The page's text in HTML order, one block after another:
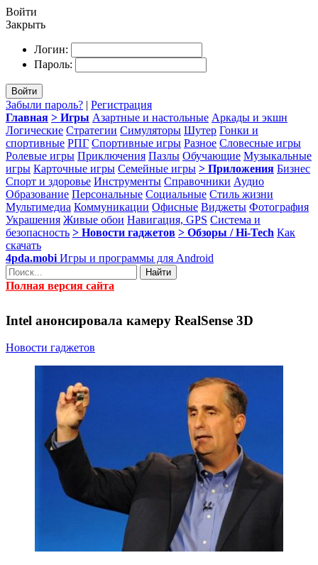
Войти
Закрыть
Логин:
Пароль:
Войти
Забыли пароль? | Регистрация
Главная > Игры Азартные и настольные Аркады и экшн
Логические Стратегии Симуляторы Шутер Гонки и
спортивные РПГ Спортивные игры Разное Словесные игры
Ролевые игры Приключения Пазлы Обучающие Музыкальные
игры Карточные игры Семейные игры > Приложения Бизнес
Спорт и здоровье Инструменты Справочники Аудио
Образование Персональные Социальные Стиль жизни
Мультимедиа Коммуникации Офисные Виджеты Фотография
Украшения Живые обои Навигация, GPS Система и
безопасность > Новости гаджетов > Обзоры / Hi-Tech Как
скачать
4pda.mobi Игры и программы для Android
Найти
Полная версия сайта
Intel анонсировала камеру RealSense 3D
Новости гаджетов